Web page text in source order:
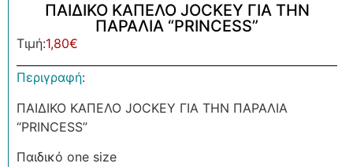
ΠΑΙΔΙΚΟ ΚΑΠΕΛΟ JOCKEY ΓΙΑ ΤΗΝ
ΠΑΡΑΛΙΑ “PRINCESS”
Τιμή:1,80€
Περιγραφή:
ΠΑΙΔΙΚΟ ΚΑΠΕΛΟ JOCKEY ΓΙΑ ΤΗΝ ΠΑΡΑΛΙΑ
“PRINCESS”
Παιδικό one size